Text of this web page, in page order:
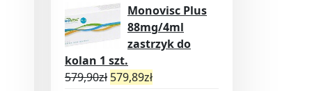
Monovisc Plus
88mg/4ml
zastrzyk do
kolan 1 szt.
579,90zł 579,89zł